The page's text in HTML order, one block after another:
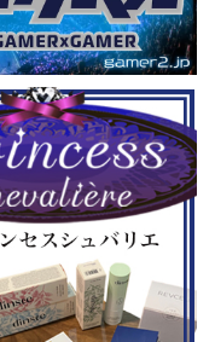
60歳に
ョンに登
ント ・
区で予
日と9月
エ ...
要チェック
ル」に『ユ
登場！『龍
リロード』
は、
ンドーeショ
...